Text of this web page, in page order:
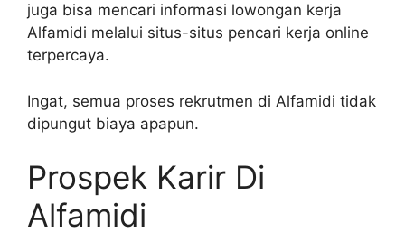
juga bisa mencari informasi lowongan kerja
Alfamidi melalui situs-situs pencari kerja online
terpercaya.
Ingat, semua proses rekrutmen di Alfamidi tidak
dipungut biaya apapun.
Prospek Karir Di
Alfamidi